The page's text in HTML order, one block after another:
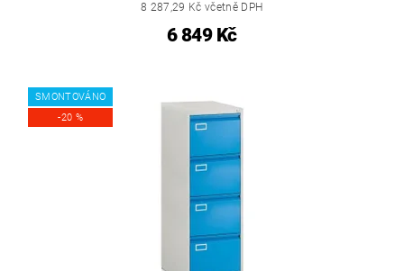
8 287,29 Kč včetně DPH
6 849 Kč
SMONTOVÁNO
-20 %